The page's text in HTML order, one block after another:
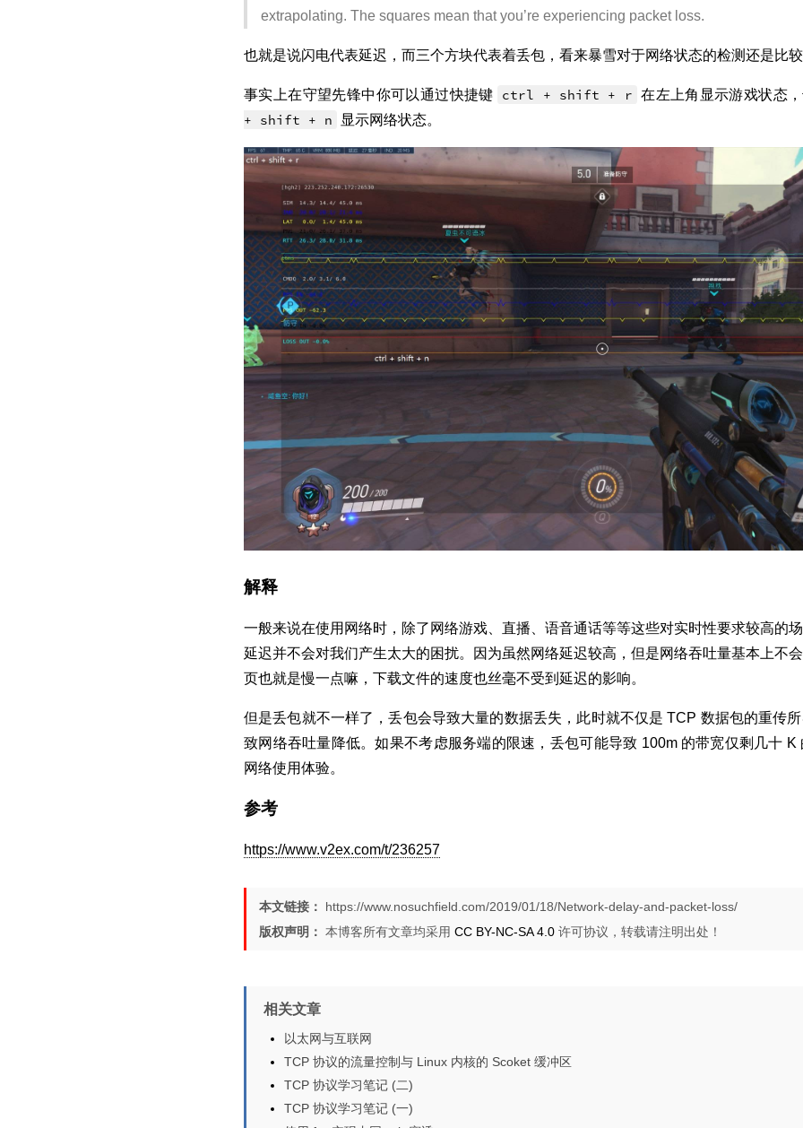
extrapolating. The squares mean that you’re experiencing packet loss.
也就是说闪电代表延迟，而三个方块代表着丢包，看来暴雪对于网络状态的检测还是比
事实上在守望先锋中你可以通过快捷键 ctrl + shift + r 在左上角显示游戏状态
+ shift + n 显示网络状态。
解释
一般来说在使用网络时，除了网络游戏、直播、语音通话等等这些对实时性要求较高的
延迟并不会对我们产生太大的困扰。因为虽然网络延迟较高，但是网络吞吐量基本上不
页也就是慢一点嘛，下载文件的速度也丝毫不受到延迟的影响。
但是丢包就不一样了，丢包会导致大量的数据丢失，此时就不仅是 TCP 数据包的重传
致网络吞吐量降低。如果不考虑服务端的限速，丢包可能导致 100m 的带宽仅剩几十 K
网络使用体验。
参考
https://www.v2ex.com/t/236257
本文链接：
https://www.nosuchfield.com/2019/01/18/Network-delay-and-packet-loss/
版权声明： 本博客所有文章均采用 CC BY-NC-SA 4.0 许可协议，转载请注明出处！
相关文章
以太网与互联网
TCP 协议的流量控制与 Linux 内核的 Scoket 缓冲区
TCP 协议学习笔记 (二)
TCP 协议学习笔记 (一)